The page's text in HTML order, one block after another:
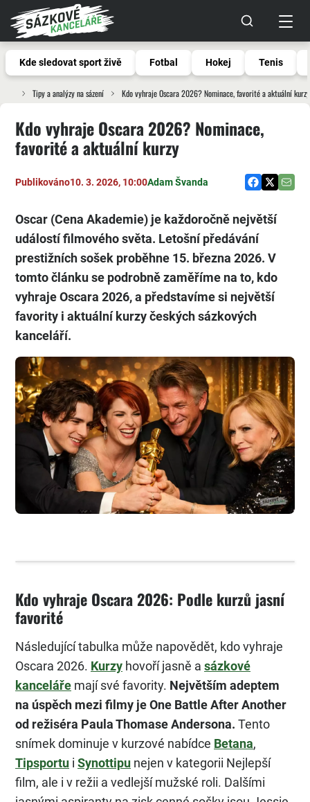
Kde sledovat sport živě Fotbal Hokej Tenis
Tipy a analýzy na sázení Kdo vyhraje Oscara 2026? Nominace, favorité a aktuální kurzy
Kdo vyhraje Oscara 2026? Nominace,
favorité a aktuální kurzy
Publikováno10. 3. 2026, 10:00Adam Švanda
Oscar (Cena Akademie) je každoročně největší
událostí filmového světa. Letošní předávání
prestižních sošek proběhne 15. března 2026. V
tomto článku se podrobně zaměříme na to, kdo
vyhraje Oscara 2026, a představíme si největší
favority i aktuální kurzy českých sázkových
kanceláří.
Kdo vyhraje Oscara 2026: Podle kurzů jasní
favorité
Následující tabulka může napovědět, kdo vyhraje
Oscara 2026. Kurzy hovoří jasně a sázkové
kanceláře mají své favority. Největším adeptem
na úspěch mezi filmy je One Battle After Another
od režiséra Paula Thomase Andersona. Tento
snímek dominuje v kurzové nabídce Betana,
Tipsportu i Synottipu nejen v kategorii Nejlepší
film, ale i v režii a vedlejší mužské roli. Dalšími